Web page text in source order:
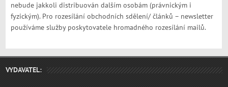
nebude jakkoli distribuován dalším osobám (právnickým i
fyzickým). Pro rozesílání obchodních sdělení/ článků – newsletter
používáme služby poskytovatele hromadného rozesílání mailů.
VYDAVATEL: